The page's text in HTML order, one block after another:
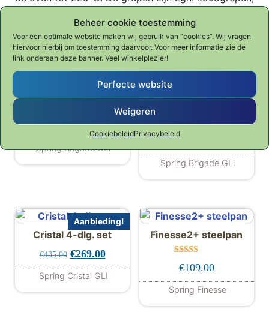
Beheer cookie toestemming
Voor een optimale website maken wij gebruik van “cookies”. Wij vragen
hiervoor hierbij om toestemming daarvoor. Voor meer informatie zie de
link onderaan deze banner. Veel winkelplezier!
Perfecte website
Weigeren
CookiebeleidPrivacybeleid
pan uit de greep te weren.
Gerelateerde producten
€89.00 - €119.00Prijsklasse: €89.00 tot €119.00
Spring Brigade GLi
Dit product heeft meerdere variaties.
Brigade steamer opzet
Spring Brigade GLi
Aanbieding!
Cristal 4-dlg. set
€435.00 Oorspronkelijke prijs was: €435.00.
€269.00Huidige prijs is: €269.00.
Spring Cristal GLI
Finesse2+ steelpan
eerd
uit 5
€109.00
Spring Finesse